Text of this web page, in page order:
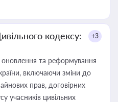
кодексу:
+3
та реформування
включаючи зміни до
прав, договірних
учасників цивільних